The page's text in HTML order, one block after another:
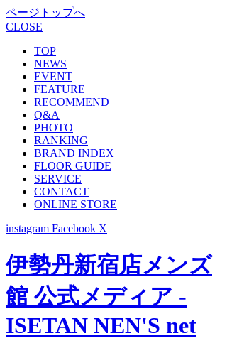
ページトップへ
CLOSE
TOP
NEWS
EVENT
FEATURE
RECOMMEND
Q&A
PHOTO
RANKING
BRAND INDEX
FLOOR GUIDE
SERVICE
CONTACT
ONLINE STORE
instagram Facebook X
伊勢丹新宿店メンズ
館 公式メディア -
ISETAN NEN'S net